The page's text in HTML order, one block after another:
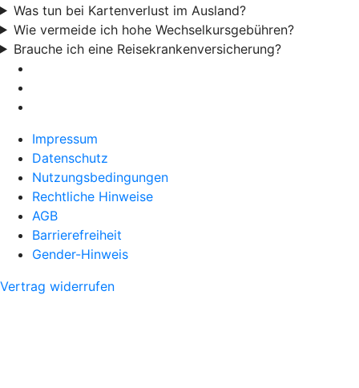
Was tun bei Kartenverlust im Ausland?
Wie vermeide ich hohe Wechselkursgebühren?
Brauche ich eine Reisekrankenversicherung?
Impressum
Datenschutz
Nutzungsbedingungen
Rechtliche Hinweise
AGB
Barrierefreiheit
Gender-Hinweis
Vertrag widerrufen